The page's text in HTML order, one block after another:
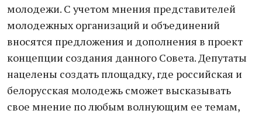
молодежи. С учетом мнения представителей
молодежных организаций и объединений
вносятся предложения и дополнения в проект
концепции создания данного Совета. Депутаты
нацелены создать площадку, где российская и
белорусская молодежь сможет высказывать
свое мнение по любым волнующим ее темам,